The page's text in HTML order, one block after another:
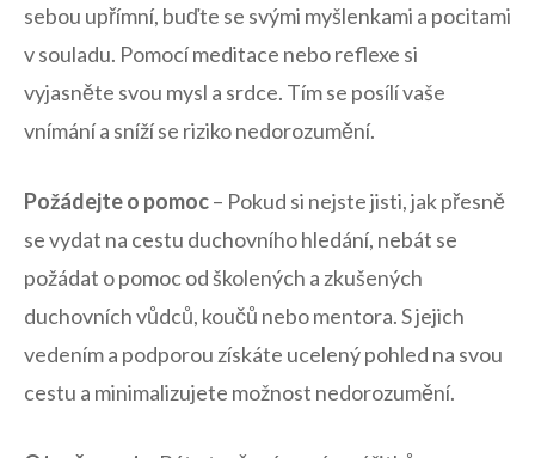
sebou upřímní, buďte se svými myšlenkami a pocitami
v souladu.⁢ Pomocí meditace nebo reflexe si
vyjasněte svou mysl a srdce. Tím se posílí vaše
vnímání ​a sníží se riziko nedorozumění.
Požádejte​ o pomoc– Pokud si ⁣nejste jisti, jak přesně
se vydat ‌na cestu duchovního hledání, nebát se
požádat o pomoc od⁣ školených a zkušených
duchovních vůdců,⁣ koučů nebo mentora. S jejich⁣
vedením a podporou získáte ucelený ⁣pohled na svou
‍cestu a minimalizujete možnost nedorozumění.